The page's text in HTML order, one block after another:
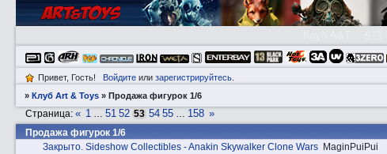
Привет, Гость! Войдитеили зарегистрируйтесь.
»Клуб Art & Toys »Продажа фигурок 1/6
Продажа фигурок 1/6
Страница:« 1 … 51 52 53 54 55 … 158 »
Закрытo. Sideshow Collectibles - Anakin Skywalker Clone Wars MaginPuiPui